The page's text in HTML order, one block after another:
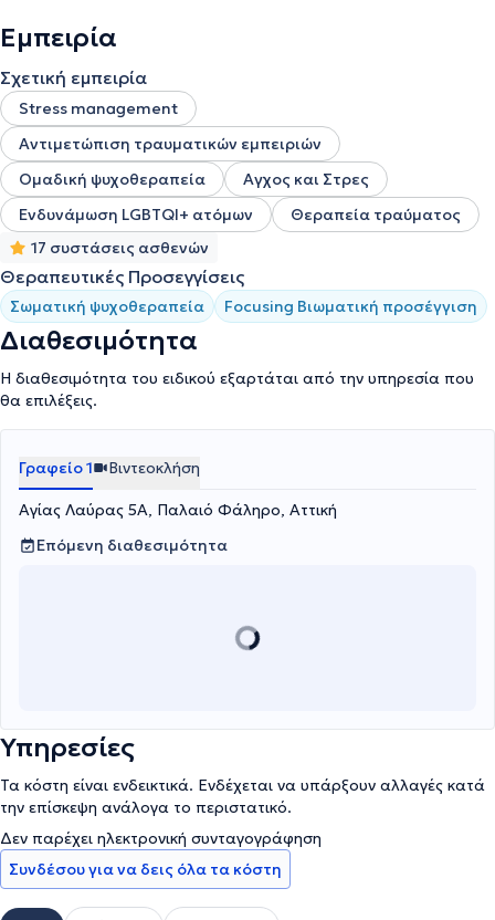
σεβασμό στον ρυθμό, τα όρια και τις ανάγκες κάθε ανθρώπου,
μέσα σε ένα ασφαλές και δημιουργικό περιβάλλον έκφρασης και
αυτογνωσίας.
Εμπειρία
Σχετική εμπειρία
Stress management
Αντιμετώπιση τραυματικών εμπειριών
Ομαδική ψυχοθεραπεία
Αγχος και Στρες
Ενδυνάμωση LGBTQI+ ατόμων
Θεραπεία τραύματος
17 συστάσεις ασθενών
Θεραπευτικές Προσεγγίσεις
Σωματική ψυχοθεραπεία Focusing Βιωματική προσέγγιση
Διαθεσιμότητα
Η διαθεσιμότητα του ειδικού εξαρτάται από την υπηρεσία που
θα επιλέξεις.
Γραφείο 1 Βιντεοκλήση
Αγίας Λαύρας 5Α, Παλαιό Φάληρο, Αττική
Επόμενη διαθεσιμότητα
Υπηρεσίες
Τα κόστη είναι ενδεικτικά. Ενδέχεται να υπάρξουν αλλαγές κατά
την επίσκεψη ανάλογα το περιστατικό.
Δεν παρέχει ηλεκτρονική συνταγογράφηση
Συνδέσου για να δεις όλα τα κόστη